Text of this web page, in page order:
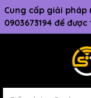
Cung cấp giải
0903673194 để được